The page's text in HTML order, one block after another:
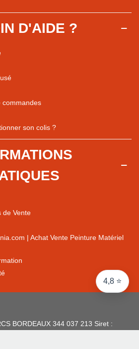
4,8 ⭐
des performances du magasin
Express, Chez vous, Point relais, Retrait magasin
D'AIDE ?
commandes
son colis ?
de Vente
| Achat Vente Peinture Matériel
BORDEAUX 344 037 213 Siret :